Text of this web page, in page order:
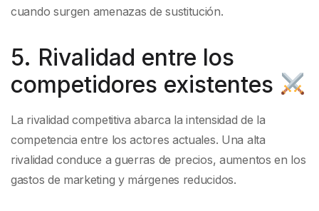
cuando surgen amenazas de sustitución.
5. Rivalidad entre los
competidores existentes
La rivalidad competitiva abarca la intensidad de la
competencia entre los actores actuales. Una alta
rivalidad conduce a guerras de precios, aumentos en los
gastos de marketing y márgenes reducidos.